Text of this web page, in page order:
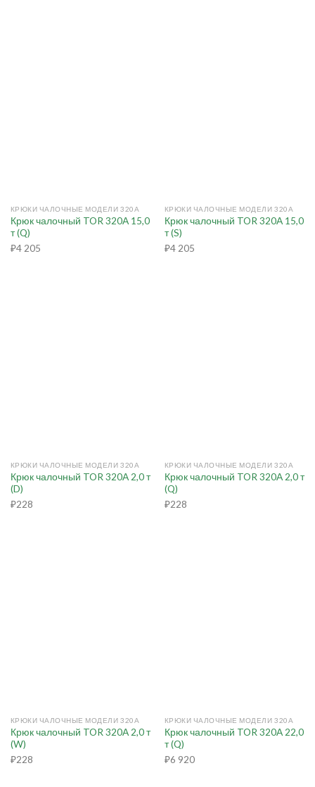
КРЮКИ ЧАЛОЧНЫЕ МОДЕЛИ 320А
Крюк чалочный TOR 320А 15,0
т (Q)
₽4 205
КРЮКИ ЧАЛОЧНЫЕ МОДЕЛИ 320А
Крюк чалочный TOR 320А 15,0
т (S)
₽4 205
КРЮКИ ЧАЛОЧНЫЕ МОДЕЛИ 320А
Крюк чалочный TOR 320А 2,0 т
(D)
₽228
КРЮКИ ЧАЛОЧНЫЕ МОДЕЛИ 320А
Крюк чалочный TOR 320А 2,0 т
(Q)
₽228
КРЮКИ ЧАЛОЧНЫЕ МОДЕЛИ 320А
Крюк чалочный TOR 320А 2,0 т
(W)
₽228
КРЮКИ ЧАЛОЧНЫЕ МОДЕЛИ 320А
Крюк чалочный TOR 320А 22,0
т (Q)
₽6 920